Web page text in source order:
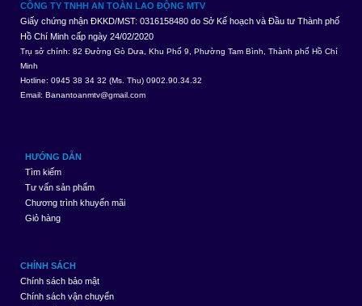
CÔNG TY TNHH AN TOÀN LAO ĐỘNG MTV
Giấy chứng nhận ĐKKD/MST: 0316158480 do Sở Kế hoạch và Đầu tư Thành phố
Hồ Chí Minh cấp ngày 24/02/2020
Trụ sở chính: 82 Đường Gò Dưa, Khu Phố 9, Phường Tam Bình, Thành phố Hồ Chí
Minh
Hotline: 0945 38 34 32 (Ms. Thu) 0902.90.34.32
Email: Banantoanmtv@gmail.com
HƯỚNG DẪN
Tìm kiếm
Tư vấn sản phẩm
Chương trình khuyến mãi
Giỏ hàng
CHÍNH SÁCH
Chính sách bảo mật
Chính sách vận chuyển